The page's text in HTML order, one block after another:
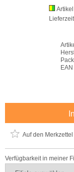
EAN
Auf den Merkzettel
Verfügbarkeit in meiner